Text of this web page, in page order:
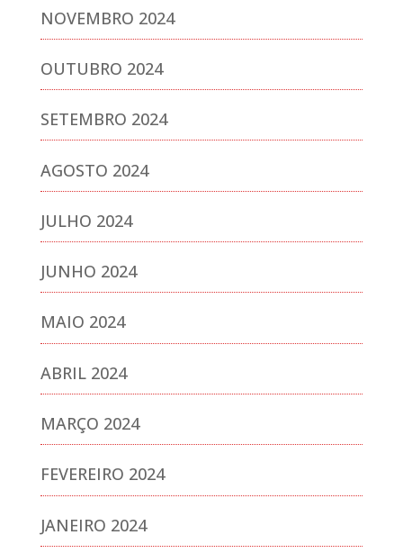
NOVEMBRO 2024
OUTUBRO 2024
SETEMBRO 2024
AGOSTO 2024
JULHO 2024
JUNHO 2024
MAIO 2024
ABRIL 2024
MARÇO 2024
FEVEREIRO 2024
JANEIRO 2024